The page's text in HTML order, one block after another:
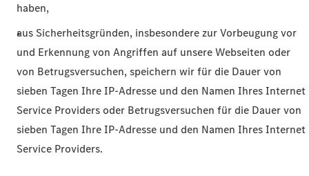
haben,
aus Sicherheitsgründen, insbesondere zur Vorbeugung vor
und Erkennung von Angriffen auf unsere Webseiten oder
von Betrugsversuchen, speichern wir für die Dauer von
sieben Tagen Ihre IP-Adresse und den Namen Ihres Internet
Service Providers oder Betrugsversuchen für die Dauer von
sieben Tagen Ihre IP-Adresse und den Namen Ihres Internet
Service Providers.